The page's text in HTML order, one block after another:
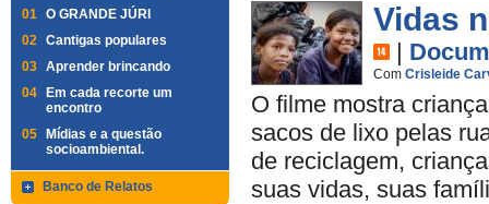
01 O GRANDE JÚRI
02 Cantigas populares
03 Aprender brincando
04
Em cada recorte um
encontro
05
Mídias e a questão
socioambiental.
Banco de Relatos
Vidas
|
Com Crisleide
O filme mostra
sacos de lixo pelas
de reciclagem,
suas vidas, suas